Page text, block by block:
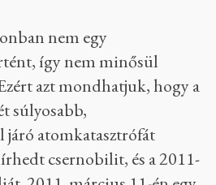
területéről, a pontos
nehéz volt felmérni,
adatok állnak róla
a Fukusima Daiicsi atomerőmű